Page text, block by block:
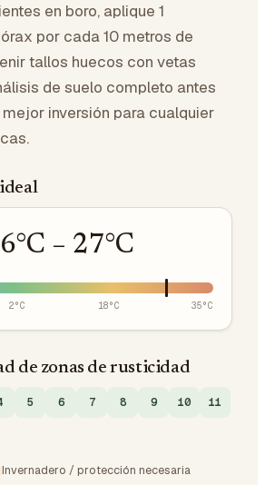
en boro, aplique 1
por cada 10 metros de
tallos huecos con vetas
de suelo completo antes
inversión para cualquier
°C – 27°C
2°C 18°C 35°C
de zonas de rusticidad
5 6 7 8 9 10 11
Invernadero / protección necesaria